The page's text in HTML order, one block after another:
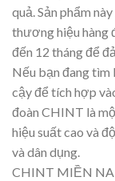
quả. Sản phẩm
thương hiệu hàng
đến 12 tháng để
Nếu bạn đang tìm
cậy để tích hợp
đoàn CHINT là
hiệu suất cao và
và dân dụng.
CHINT MIỀN